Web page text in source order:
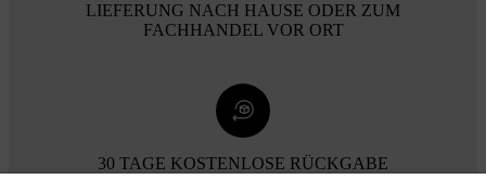
LIEFERUNG NACH HAUSE ODER ZUM
FACHHANDEL VOR ORT
30 TAGE KOSTENLOSE RÜCKGABE